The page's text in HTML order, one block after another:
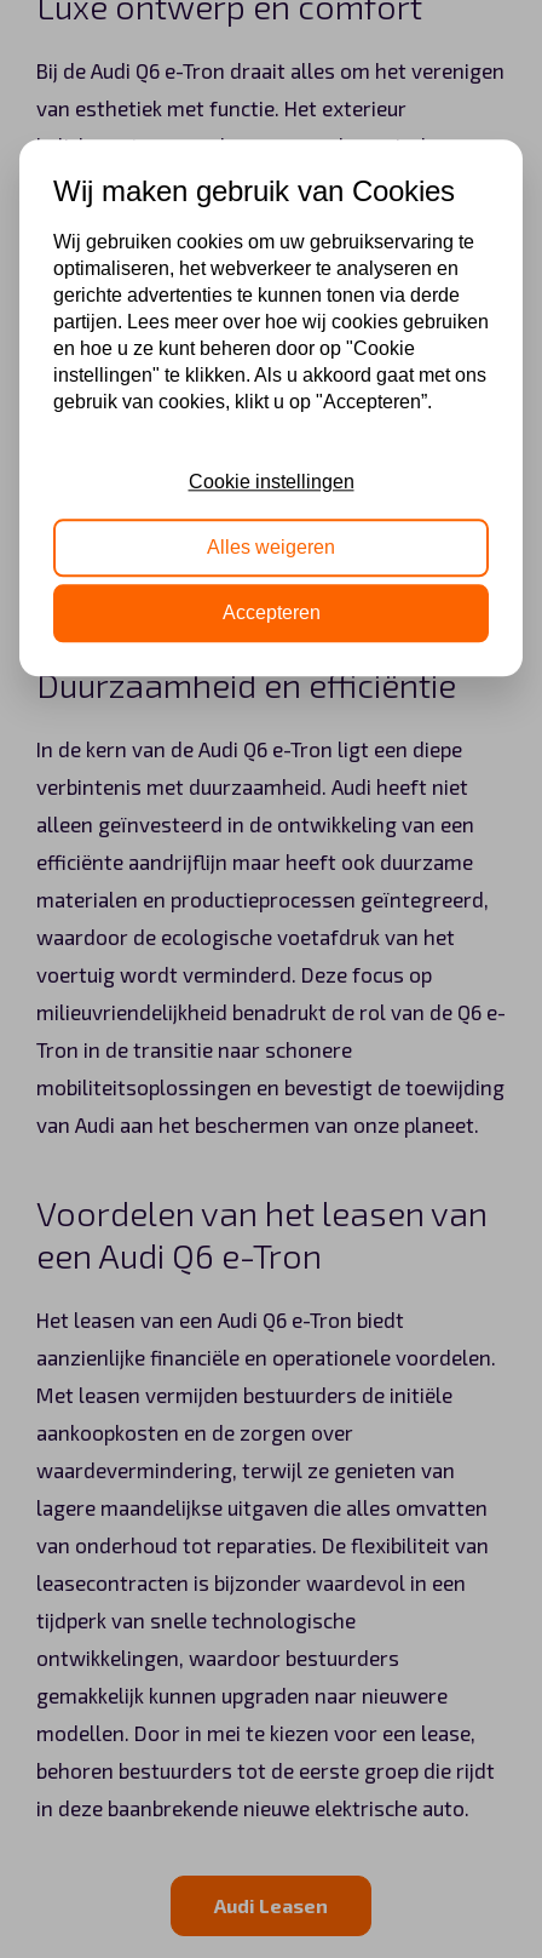
Bij de Audi Q6 e-Tron draait alles om het verenigen
van esthetiek met functie. Het exterieur
belichaamt een modern en aerodynamisch
ontwerp dat niet alleen de aandacht trekt maar
de traditie van Audi voort door luxe en comfort
naar een hoger niveau te tillen. Bestuurders en
passagiers worden verwelkomd in een cabine vol
luxe voorzieningen en technologische
hoogstandjes, waaronder state-of-the-art
connectiviteitsoplossingen. Deze aspecten zijn
zorgvuldig samengesteld om comfort en luxe te
prioriteren, wat zorgt voor een ongeëvenaarde
rijervaring.
Duurzaamheid en efficiëntie
In de kern van de Audi Q6 e-Tron ligt een diepe
verbintenis met duurzaamheid. Audi heeft niet
alleen geïnvesteerd in de ontwikkeling van een
efficiënte aandrijflijn maar heeft ook duurzame
materialen en productieprocessen geïntegreerd,
waardoor de ecologische voetafdruk van het
voertuig wordt verminderd. Deze focus op
milieuvriendelijkheid benadrukt de rol van de Q6 e-
Tron in de transitie naar schonere
mobiliteitsoplossingen en bevestigt de toewijding
van Audi aan het beschermen van onze planeet.
Voordelen van het leasen van
een Audi Q6 e-Tron
Het leasen van een Audi Q6 e-Tron biedt
aanzienlijke financiële en operationele voordelen.
Met leasen vermijden bestuurders de initiële
aankoopkosten en de zorgen over
waardevermindering, terwijl ze genieten van
lagere maandelijkse uitgaven die alles omvatten
van onderhoud tot reparaties. De flexibiliteit van
leasecontracten is bijzonder waardevol in een
tijdperk van snelle technologische
ontwikkelingen, waardoor bestuurders
gemakkelijk kunnen upgraden naar nieuwere
modellen. Door in mei te kiezen voor een lease,
behoren bestuurders tot de eerste groep die rijdt
in deze baanbrekende nieuwe elektrische auto.
Audi Leasen
Wij maken gebruik van Cookies
Wij gebruiken cookies om uw gebruikservaring te
optimaliseren, het webverkeer te analyseren en
gerichte advertenties te kunnen tonen via derde
partijen. Lees meer over hoe wij cookies gebruiken
en hoe u ze kunt beheren door op "Cookie
instellingen" te klikken. Als u akkoord gaat met ons
gebruik van cookies, klikt u op "Accepteren”.
Cookie instellingen
Alles weigeren
Accepteren